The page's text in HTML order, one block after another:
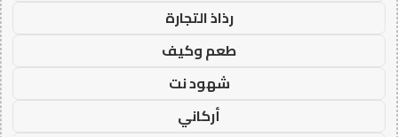
رذاذ التجارة
طعم وكيف
شهود نت
أركاني